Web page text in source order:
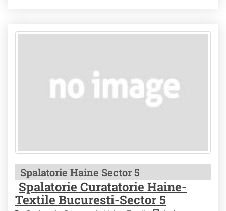
Spalatorie Haine Sector 5
Spalatorie Curatatorie Haine-
Textile Bucuresti-Sector 5